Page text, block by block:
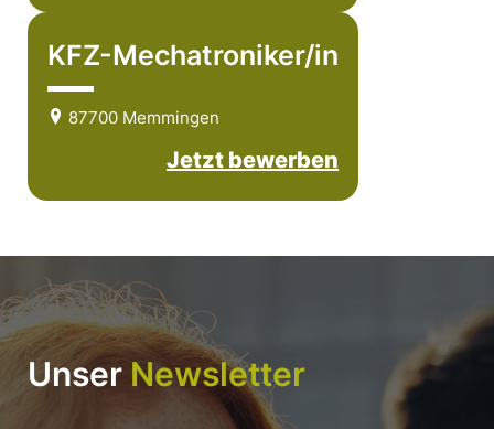
KFZ-Mechatroniker/in
87700 Memmingen
Jetzt bewerben
Unser Newsletter